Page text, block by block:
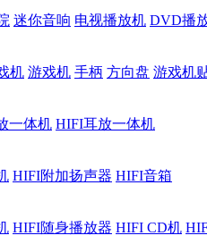
迷你音响 电视播放机 DVD播
机 游戏机 手柄 方向盘 游戏机
一体机 HIFI耳放一体机
HIFI附加扬声器 HIFI音箱
HIFI随身播放器 HIFI CD机